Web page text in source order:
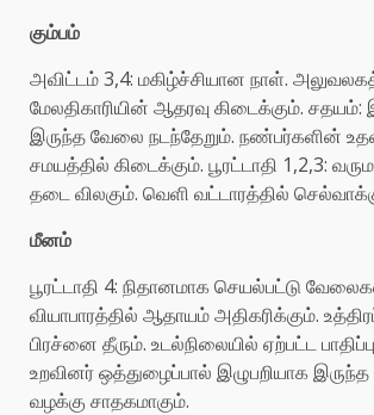
கும்பம்
அவிட்டம் 3,4: மகிழ்ச்சியான நாள்.
மேலதிகாரியின் ஆதரவு கிடைக்கும். சதயம்:
இருந்த வேலை நடந்தேறும். நண்பர்களின்
சமயத்தில் கிடைக்கும். பூரட்டாதி 1,2,3:
தடை விலகும். வெளி வட்டாரத்தில்
மீனம்
பூரட்டாதி 4: நிதானமாக செயல்பட்டு
வியாபாரத்தில் ஆதாயம் அதிகரிக்கும்.
பிரச்னை தீரும். உடல்நிலையில் ஏற்பட்ட
உறவினர் ஒத்துழைப்பால் இழுபறியாக இருந்த
வழக்கு சாதகமாகும்.